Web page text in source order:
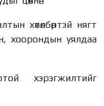
хөтөлбөртэй нягт
хоорондын уялдаа
хэрэгжилтийг